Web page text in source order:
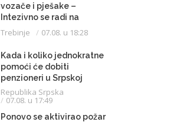
vozače i pješake –
Intezivno se radi na
proširenju saobraćajnice
Trebinje 07.08. u 18:28
Kada i koliko jednokratne
pomoći će dobiti
penzioneri u Srpskoj
Republika Srpska
07.08. u 17:49
Ponovo se aktivirao požar